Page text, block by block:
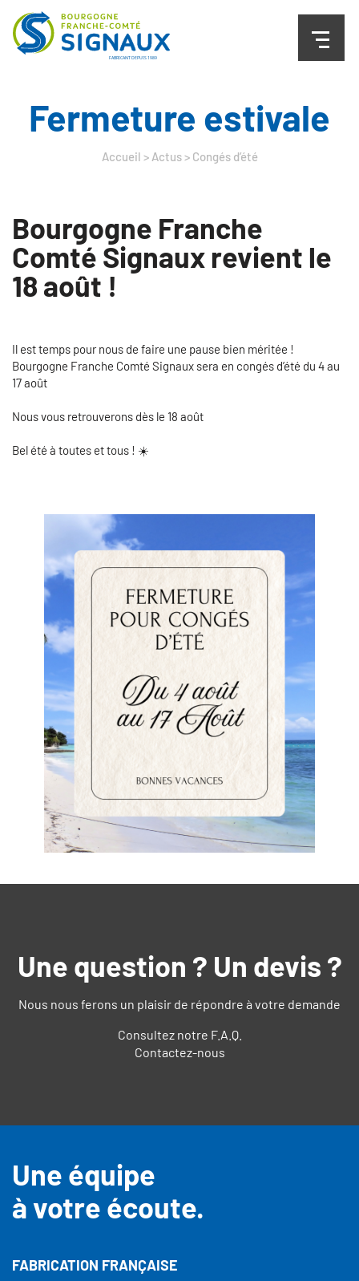
Fermeture estivale
Accueil > Actus> Congés d’été
Bourgogne Franche
Comté Signaux revient le
18 août !
Il est temps pour nous de faire une pause bien méritée !
Bourgogne Franche Comté Signaux sera en congés d’été du 4 au
17 août
Nous vous retrouverons dès le 18 août
Bel été à toutes et tous ! ☀️
Une question ? Un devis ?
Nous nous ferons un plaisir de répondre à votre demande
Consultez notre F.A.Q.
Contactez-nous
Une équipe
à votre écoute.
FABRICATION FRANÇAISE